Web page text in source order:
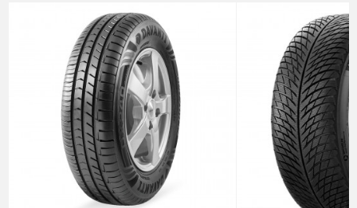
Anti-spam zaštita - izračunajte koliko je 2 + 3 :